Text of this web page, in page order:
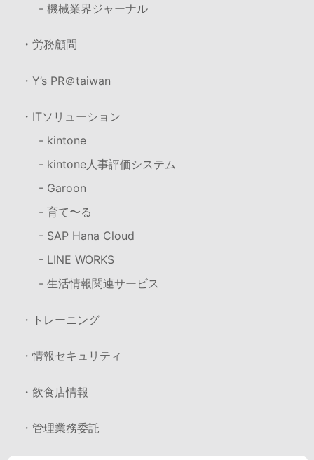
- 機械業界ジャーナル
・労務顧問
・Y’s PR＠taiwan
・ITソリューション
- kintone
- kintone人事評価システム
- Garoon
- 育て〜る
- SAP Hana Cloud
- LINE WORKS
- 生活情報関連サービス
・トレーニング
・情報セキュリティ
・飲食店情報
・管理業務委託